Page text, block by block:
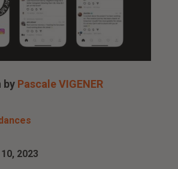
by Pascale VIGENER
2023